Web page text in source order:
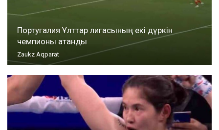
Португалия Ұлттар лигасының екі дүркін
чемпионы атанды
Zaukz Aqparat